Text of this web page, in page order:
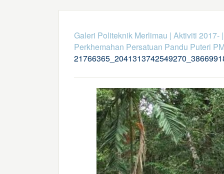
Galeri Politeknik Merlimau | Aktiviti 2017-
Perkhemahan Persatuan Pandu Puteri